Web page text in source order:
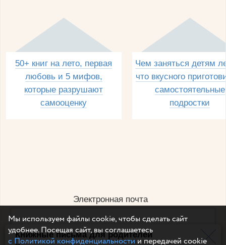
Книжные письма для родителей
50+ книг на лето, первая
любовь и 5 мифов,
которые разрушают
самооценку
Чем заняться детям
что вкусного
самостоятельные
подростки
Электронная почта
Например, dulsineya@gmail.com
Мы используем файлы cookie, чтобы сделать сайт
удобнее. Посещая сайт, вы соглашаетесь
с Политикой конфиденциальностии передачей cookie